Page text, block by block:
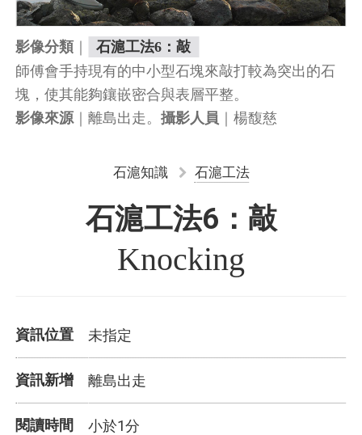
影像分類｜ 石滬工法6：敲
師傅會手持現有的中小型石塊來敲打較為突出的石
塊，使其能夠鑲嵌密合與表層平整。
影像來源 ｜離島出走。攝影人員 ｜楊馥慈
石滬知識 石滬工法
石滬工法6：敲
Knocking
資訊位置 未指定
資訊新增 離島出走
閱讀時間 小於1分